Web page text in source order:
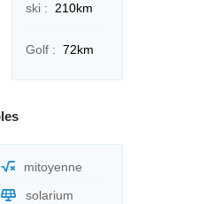
ski : 210km
Golf : 72km
mitoyenne
solarium